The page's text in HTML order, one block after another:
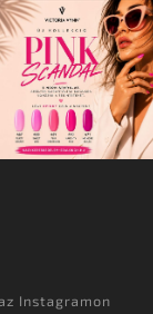
Instagramon